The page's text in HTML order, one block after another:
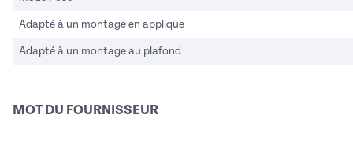
Adapté à un montage en applique
Adapté à un montage au plafond
MOT DU FOURNISSEUR